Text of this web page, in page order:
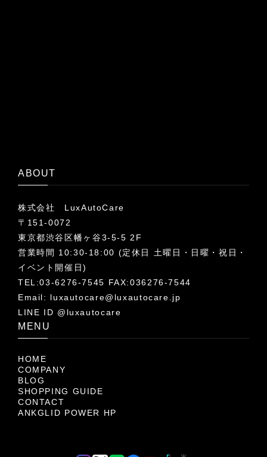
ABOUT
株式会社 LuxAutoCare
〒151-0072
東京都渋谷区幡ヶ谷3-5-5 2F
営業時間 10:30-18:00 (定休日 土曜日・日曜・祝日・
イベント開催日)
TEL:03-6276-7545 FAX:036276-7544
Email: luxautocare@luxautocare.jp
LINE ID @luxautocare
MENU
HOME
COMPANY
BLOG
SHOPPING GUIDE
CONTACT
ANKGLID POWER HP